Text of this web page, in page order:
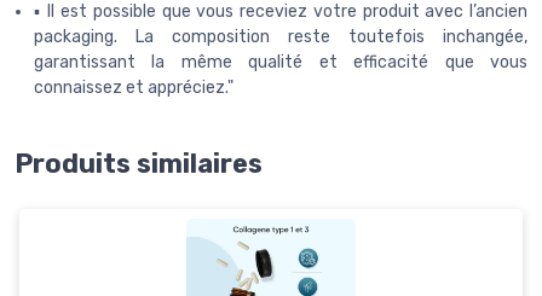
▪️ Il est possible que vous receviez votre produit avec l’ancien
packaging. La composition reste toutefois inchangée,
garantissant la même qualité et efficacité que vous
connaissez et appréciez."
Produits similaires